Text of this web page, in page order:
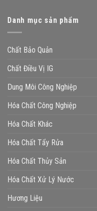
Danh mục sản phẩm
Chất Bảo Quản
Chất Điều Vị IG
Dung Môi Công Nghiệp
Hóa Chất Công Nghiệp
Hóa Chất Khác
Hóa Chất Tẩy Rửa
Hóa Chất Thủy Sản
Hóa Chất Xử Lý Nước
Hương Liệu